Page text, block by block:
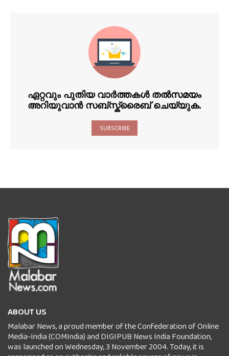
ഏറ്റവും പുതിയ വാർത്തകൾ തൽസമയം
അറിയുവാൻ സബ്സ്ക്രൈബ് ചെയ്യുക.
SUBSCRIBE
ABOUT US
Malabar News, a proud member of the Confederation of Online
Media-India (COMIndia) and DIGIPUB News India Foundation,
was launched on Wednesday, 3 November 2004. Today, it is